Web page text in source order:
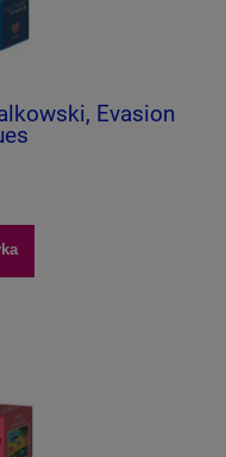
Evasion